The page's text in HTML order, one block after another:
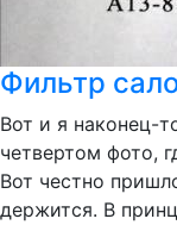
Фильтр
Вот и я наконец-
четвертом фото,
Вот честно
держится. В